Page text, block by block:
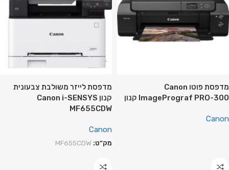
מדפסת ‏פוטו Canon
ImagePrograf PRO-300 קנון
Canon
מדפסת ‏לייזר משולבת צבעונית
קנון Canon i-SENSYS
MF655CDW
Canon
מק"ט: MF655CDW